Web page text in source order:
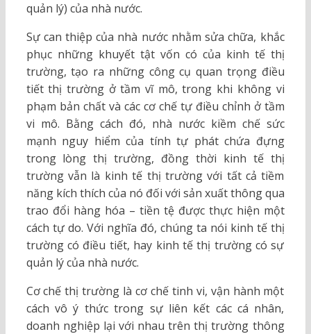
quản lý) của nhà nước.
Sự can thiệp của nhà nước nhằm sửa chữa, khắc
phục những khuyết tật vốn có của kinh tế thị
trường, tạo ra những công cụ quan trọng điều
tiết thị trường ở tầm vĩ mô, trong khi không vi
phạm bản chất và các cơ chế tự điều chỉnh ở tầm
vi mô. Bằng cách đó, nhà nước kiềm chế sức
mạnh nguy hiểm của tính tự phát chứa đựng
trong lòng thị trường, đồng thời kinh tế thị
trường vẫn là kinh tế thị trường với tất cả tiềm
năng kích thích của nó đối với sản xuất thông qua
trao đổi hàng hóa – tiền tệ được thực hiện một
cách tự do. Với nghĩa đó, chúng ta nói kinh tế thị
trường có điều tiết, hay kinh tế thị trường có sự
quản lý của nhà nước.
Cơ chế thị trường là cơ chế tinh vi, vận hành một
cách vô ý thức trong sự liên kết các cá nhân,
doanh nghiệp lại với nhau trên thị trường thông